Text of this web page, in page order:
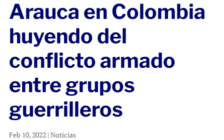
Arauca en Colombia
huyendo del
conflicto armado
entre grupos
guerrilleros
Feb 10, 2022| Noticias